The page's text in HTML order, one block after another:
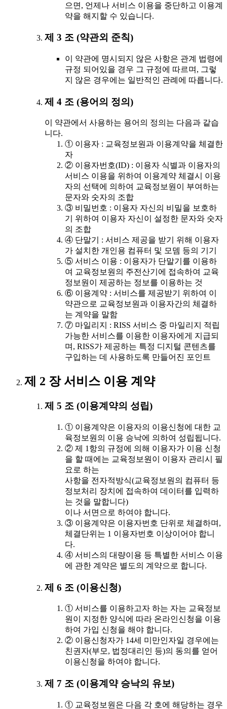
으면, 언제나 서비스 이용을 중단하고 이용계
약을 해지할 수 있습니다.
제 3 조 (약관외 준칙)
이 약관에 명시되지 않은 사항은 관계 법령에
규정 되어있을 경우 그 규정에 따르며, 그렇
지 않은 경우에는 일반적인 관례에 따릅니다.
제 4 조 (용어의 정의)
이 약관에서 사용하는 용어의 정의는 다음과 같습
니다.
① 이용자 : 교육정보원과 이용계약을 체결한
자
② 이용자번호(ID) : 이용자 식별과 이용자의
서비스 이용을 위하여 이용계약 체결시 이용
자의 선택에 의하여 교육정보원이 부여하는
문자와 숫자의 조합
③ 비밀번호 : 이용자 자신의 비밀을 보호하
기 위하여 이용자 자신이 설정한 문자와 숫자
의 조합
④ 단말기 : 서비스 제공을 받기 위해 이용자
가 설치한 개인용 컴퓨터 및 모뎀 등의 기기
⑤ 서비스 이용 : 이용자가 단말기를 이용하
여 교육정보원의 주전산기에 접속하여 교육
정보원이 제공하는 정보를 이용하는 것
⑥ 이용계약 : 서비스를 제공받기 위하여 이
약관으로 교육정보원과 이용자간의 체결하
는 계약을 말함
⑦ 마일리지 : RISS 서비스 중 마일리지 적립
가능한 서비스를 이용한 이용자에게 지급되
며, RISS가 제공하는 특정 디지털 콘텐츠를
구입하는 데 사용하도록 만들어진 포인트
제 2 장 서비스 이용 계약
제 5 조 (이용계약의 성립)
① 이용계약은 이용자의 이용신청에 대한 교
육정보원의 이용 승낙에 의하여 성립됩니다.
② 제 1항의 규정에 의해 이용자가 이용 신청
을 할 때에는 교육정보원이 이용자 관리시 필
요로 하는
사항을 전자적방식(교육정보원의 컴퓨터 등
정보처리 장치에 접속하여 데이터를 입력하
는 것을 말합니다)
이나 서면으로 하여야 합니다.
③ 이용계약은 이용자번호 단위로 체결하며,
체결단위는 1 이용자번호 이상이어야 합니
다.
④ 서비스의 대량이용 등 특별한 서비스 이용
에 관한 계약은 별도의 계약으로 합니다.
제 6 조 (이용신청)
① 서비스를 이용하고자 하는 자는 교육정보
원이 지정한 양식에 따라 온라인신청을 이용
하여 가입 신청을 해야 합니다.
② 이용신청자가 14세 미만인자일 경우에는
친권자(부모, 법정대리인 등)의 동의를 얻어
이용신청을 하여야 합니다.
제 7 조 (이용계약 승낙의 유보)
① 교육정보원은 다음 각 호에 해당하는 경우